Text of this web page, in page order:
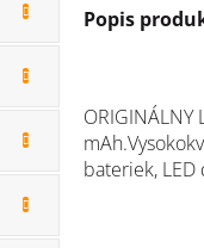
Popis
mAh.
bateriek,